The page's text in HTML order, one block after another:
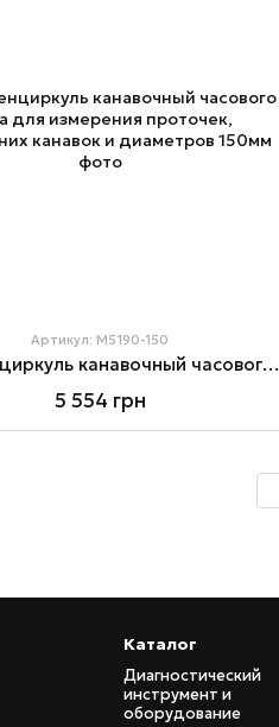
Артикул: M5190-150
Штaнгeнциpкуль кaнaвoчный чacoвoгo типa для измepeния пpoтoчeк, внутpeнниx кaнaвoк и диaмeтpoв 150мм
5 554 грн
Каталог
Диагностический
инструмент и
оборудование